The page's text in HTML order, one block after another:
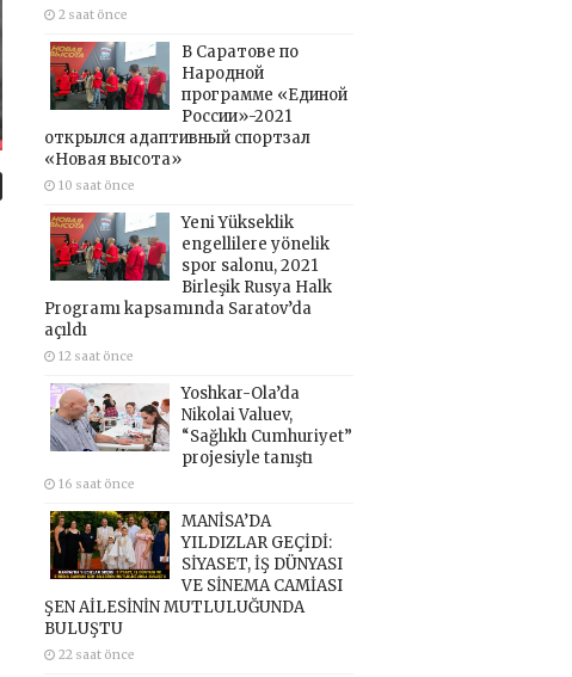
2 saat önce
В Саратове по
Народной
программе «Единой
России»-2021
открылся адаптивный спортзал
«Новая высота»
10 saat önce
Yeni Yükseklik
engellilere yönelik
spor salonu, 2021
Birleşik Rusya Halk
Programı kapsamında Saratov’da
açıldı
12 saat önce
Yoshkar-Ola’da
Nikolai Valuev,
“Sağlıklı Cumhuriyet”
projesiyle tanıştı
16 saat önce
MANİSA’DA
YILDIZLAR GEÇİDİ:
SİYASET, İŞ DÜNYASI
VE SİNEMA CAMİASI
ŞEN AİLESİNİN MUTLULUĞUNDA
BULUŞTU
22 saat önce